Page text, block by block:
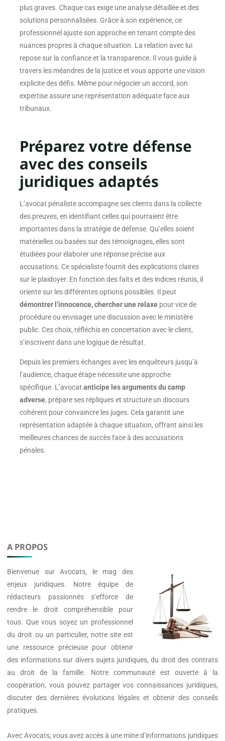
plus graves. Chaque cas exige une analyse détaillée et des
solutions personnalisées. Grâce à son expérience, ce
professionnel ajuste son approche en tenant compte des
nuances propres à chaque situation. La relation avec lui
repose sur la confiance et la transparence. Il vous guide à
travers les méandres de la justice et vous apporte une vision
explicite des défis. Même pour négocier un accord, son
expertise assure une représentation adéquate face aux
tribunaux.
Préparez votre défense
avec des conseils
juridiques adaptés
L’avocat pénaliste accompagne ses clients dans la collecte
des preuves, en identifiant celles qui pourraient être
importantes dans la stratégie de défense. Qu’elles soient
matérielles ou basées sur des témoignages, elles sont
étudiées pour élaborer une réponse précise aux
accusations. Ce spécialiste fournit des explications claires
sur le plaidoyer. En fonction des faits et des indices réunis, il
oriente sur les différentes options possibles. Il peut
démontrer l’innocence, chercher une relaxepour vice de
procédure ou envisager une discussion avec le ministère
public. Ces choix, réfléchis en concertation avec le client,
s’inscrivent dans une logique de résultat.
Depuis les premiers échanges avec les enquêteurs jusqu’à
l’audience, chaque étape nécessite une approche
spécifique. L’avocat anticipe les arguments du camp
adverse, prépare ses répliques et structure un discours
cohérent pour convaincre les juges. Cela garantit une
représentation adaptée à chaque situation, offrant ainsi les
meilleures chances de succès face à des accusations
pénales.
A PROPOS
Bienvenue surAvocats, le mag des
enjeux juridiques. Notre équipe de
rédacteurs passionnés s’efforce de
rendre le droit compréhensible pour
tous. Que vous soyez un professionnel
du droit ou un particulier, notre site est
une ressource précieuse pour obtenir
des informations sur divers sujets juridiques, du droit des contrats
au droit de la famille. Notre communauté est ouverte à la
coopération, vous pouvez partager vos connaissances juridiques,
discuter des dernières évolutions légales et obtenir des conseils
pratiques.
Avec Avocats, vous avez accès à une mine d’informations juridiques